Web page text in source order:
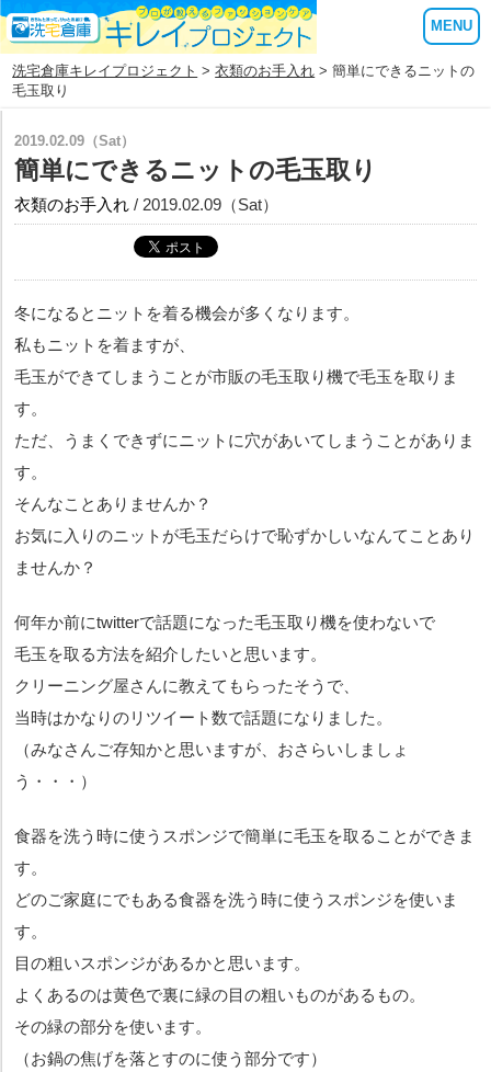
MENU
洗宅倉庫キレイプロジェクト >衣類のお手入れ > 簡単にできるニットの
毛玉取り
2019.02.09（Sat）
簡単にできるニットの毛玉取り
衣類のお手入れ / 2019.02.09（Sat）
冬になるとニットを着る機会が多くなります。
私もニットを着ますが、
毛玉ができてしまうことが市販の毛玉取り機で毛玉を取りま
す。
ただ、うまくできずにニットに穴があいてしまうことがありま
す。
そんなことありませんか？
お気に入りのニットが毛玉だらけで恥ずかしいなんてことあり
ませんか？
何年か前にtwitterで話題になった毛玉取り機を使わないで
毛玉を取る方法を紹介したいと思います。
クリーニング屋さんに教えてもらったそうで、
当時はかなりのリツイート数で話題になりました。
（みなさんご存知かと思いますが、おさらいしましょ
う・・・）
食器を洗う時に使うスポンジで簡単に毛玉を取ることができま
す。
どのご家庭にでもある食器を洗う時に使うスポンジを使いま
す。
目の粗いスポンジがあるかと思います。
よくあるのは黄色で裏に緑の目の粗いものがあるもの。
その緑の部分を使います。
（お鍋の焦げを落とすのに使う部分です）